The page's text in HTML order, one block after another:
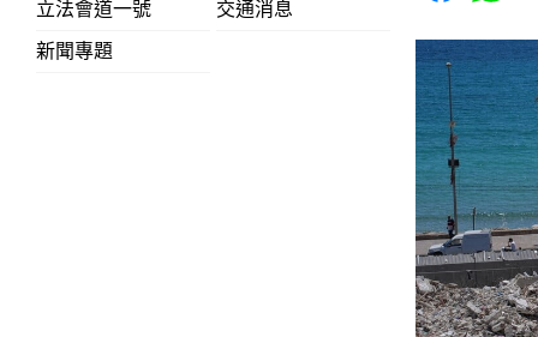
立法會道一號
交通消息
新聞專題